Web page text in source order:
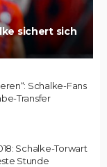
sichert sich
Schalke-Fans
Transfer
Schalke-Torwart
Stunde